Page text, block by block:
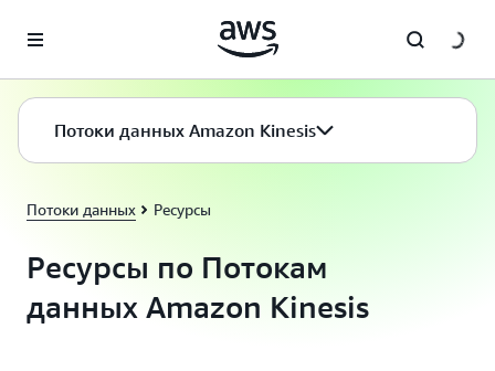
Перейти к главному контенту
Потоки данных Ресурсы
Ресурсы по Потокам
данных Amazon Kinesis
Потоки данных Amazon Kinesis